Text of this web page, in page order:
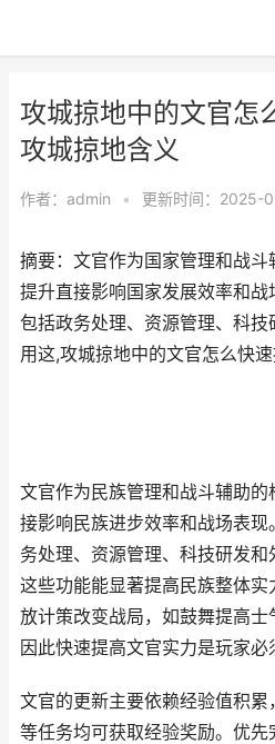
攻城掠地中的文官怎
攻城掠地含义
作者： admin • 更新时间：2025-
摘要：文官作为国家管理和战
提升直接影响国家发展效率和
包括政务处理、资源管理、科技
用这,攻城掠地中的文官怎么快
文官作为民族管理和战斗辅助
接影响民族进步效率和战场表
务处理、资源管理、科技研发和
这些功能能显著提高民族整体
放计策改变战局，如鼓舞提高士
因此快速提高文官实力是玩家必
文官的更新主要依赖经验值积
等任务均可获取经验奖励。优